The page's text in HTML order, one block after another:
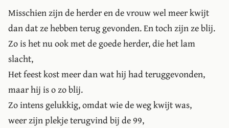
Misschien zijn de herder en de vrouw wel meer kwijt
dan dat ze hebben terug gevonden. En toch zijn ze blij.
Zo is het nu ook met de goede herder, die het lam
slacht,
Het feest kost meer dan wat hij had teruggevonden,
maar hij is o zo blij.
Zo intens gelukkig, omdat wie de weg kwijt was,
weer zijn plekje terugvind bij de 99,